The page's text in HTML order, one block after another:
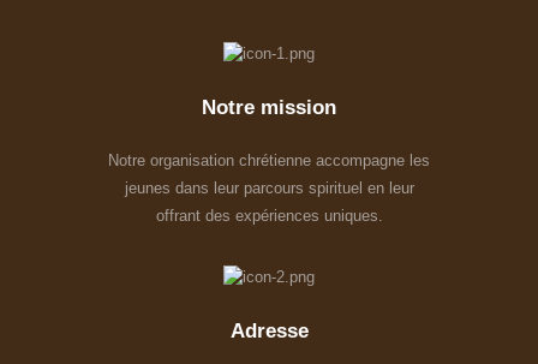
Notre mission
Notre organisation chrétienne accompagne les
jeunes dans leur parcours spirituel en leur
offrant des expériences uniques.
Adresse